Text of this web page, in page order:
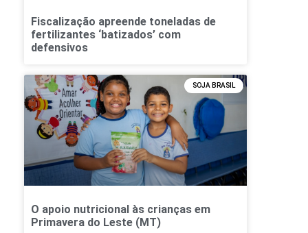
Fiscalização apreende toneladas de
fertilizantes ‘batizados’ com
defensivos
SOJA BRASIL
O apoio nutricional às crianças em
Primavera do Leste (MT)